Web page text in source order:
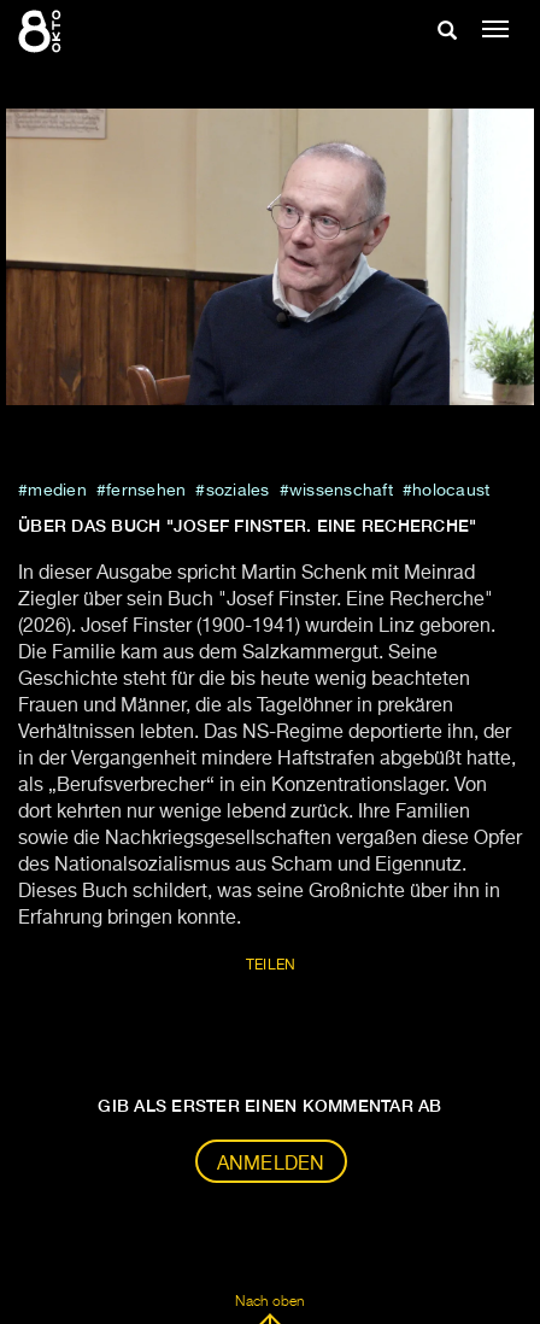
Zum
Inhalt
Suche
medien fernsehen soziales wissenschaft holocaust
ÜBER DAS BUCH "JOSEF FINSTER. EINE RECHERCHE"
In dieser Ausgabe spricht Martin Schenk mit Meinrad
Ziegler über sein Buch "Josef Finster. Eine Recherche"
(2026). Josef Finster (1900-1941) wurdein Linz geboren.
Die Familie kam aus dem Salzkammergut. Seine
Geschichte steht für die bis heute wenig beachteten
Frauen und Männer, die als Tagelöhner in prekären
Verhältnissen lebten. Das NS-Regime deportierte ihn, der
in der Vergangenheit mindere Haftstrafen abgebüßt hatte,
als „Berufsverbrecher“ in ein Konzentrationslager. Von
dort kehrten nur wenige lebend zurück. Ihre Familien
sowie die Nachkriegsgesellschaften vergaßen diese Opfer
des Nationalsozialismus aus Scham und Eigennutz.
Dieses Buch schildert, was seine Großnichte über ihn in
Erfahrung bringen konnte.
TEILEN
GIB ALS ERSTER EINEN KOMMENTAR AB
ANMELDEN
Nach oben